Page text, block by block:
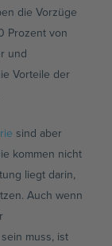
die Vorzüge
Prozent von
und
Vorteile der
sind aber
kommen nicht
liegt darin,
Auch wenn
muss, ist